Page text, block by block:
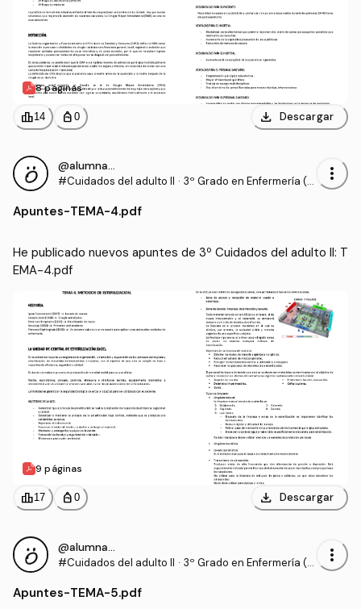
8 páginas
leaderboard14 personal_bag 0 download Descargar
@alumnaOK
#Cuidados del adulto II · 3º Grado en Enfermería (U
more_vert
Apuntes-TEMA-4.pdf
He publicado nuevos apuntes de 3º Cuidados del adulto II: T
EMA-4.pdf
9 páginas
leaderboard17 personal_bag 0 download Descargar
@alumnaOK
#Cuidados del adulto II · 3º Grado en Enfermería (U
more_vert
Apuntes-TEMA-5.pdf